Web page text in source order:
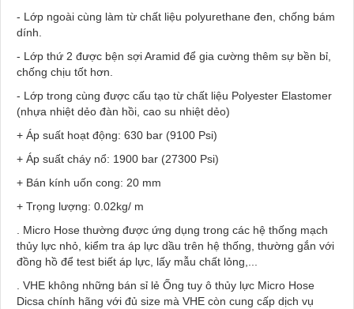
- Lớp ngoài cùng làm từ chất liệu polyurethane đen, chống bám
dính.
- Lớp thứ 2 được bện sợi Aramid để gia cường thêm sự bền bỉ,
chống chịu tốt hơn.
- Lớp trong cùng được cấu tạo từ chất liệu Polyester Elastomer
(nhựa nhiệt dẻo đàn hồi, cao su nhiệt dẻo)
+ Áp suất hoạt động: 630 bar (9100 Psi)
+ Áp suất cháy nổ: 1900 bar (27300 Psi)
+ Bán kính uốn cong: 20 mm
+ Trọng lượng: 0.02kg/ m
. Micro Hose thường được ứng dụng trong các hệ thống mạch
thủy lực nhỏ, kiểm tra áp lực dầu trên hệ thống, thường gắn với
đồng hồ để test biết áp lực, lấy mẫu chất lỏng,...
. VHE không những bán sỉ lẻ Ống tuy ô thủy lực Micro Hose
Dicsa chính hãng với đủ size mà VHE còn cung cấp dịch vụ